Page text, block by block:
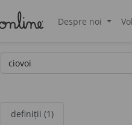
Despre noi
definiții (1)